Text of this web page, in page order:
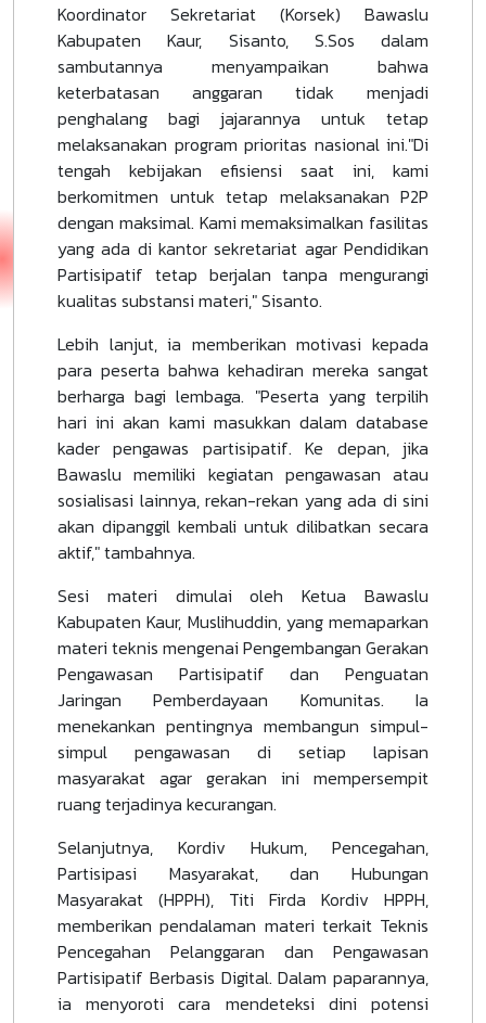
Koordinator Sekretariat (Korsek) Bawaslu
Kabupaten Kaur, Sisanto, S.Sos dalam
sambutannya menyampaikan bahwa
keterbatasan anggaran tidak menjadi
penghalang bagi jajarannya untuk tetap
melaksanakan program prioritas nasional ini."Di
tengah kebijakan efisiensi saat ini, kami
berkomitmen untuk tetap melaksanakan P2P
dengan maksimal. Kami memaksimalkan fasilitas
yang ada di kantor sekretariat agar Pendidikan
Partisipatif tetap berjalan tanpa mengurangi
kualitas substansi materi," Sisanto.
Lebih lanjut, ia memberikan motivasi kepada
para peserta bahwa kehadiran mereka sangat
berharga bagi lembaga. "Peserta yang terpilih
hari ini akan kami masukkan dalam database
kader pengawas partisipatif. Ke depan, jika
Bawaslu memiliki kegiatan pengawasan atau
sosialisasi lainnya, rekan-rekan yang ada di sini
akan dipanggil kembali untuk dilibatkan secara
aktif," tambahnya.
Sesi materi dimulai oleh Ketua Bawaslu
Kabupaten Kaur, Muslihuddin, yang memaparkan
materi teknis mengenai Pengembangan Gerakan
Pengawasan Partisipatif dan Penguatan
Jaringan Pemberdayaan Komunitas. Ia
menekankan pentingnya membangun simpul-
simpul pengawasan di setiap lapisan
masyarakat agar gerakan ini mempersempit
ruang terjadinya kecurangan.
Selanjutnya, Kordiv Hukum, Pencegahan,
Partisipasi Masyarakat, dan Hubungan
Masyarakat (HPPH), Titi Firda Kordiv HPPH,
memberikan pendalaman materi terkait Teknis
Pencegahan Pelanggaran dan Pengawasan
Partisipatif Berbasis Digital. Dalam paparannya,
ia menyoroti cara mendeteksi dini potensi